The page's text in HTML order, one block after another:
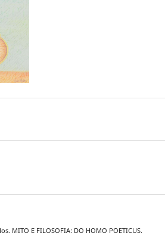
MITO E FILOSOFIA: DO HOMO POETICUS.